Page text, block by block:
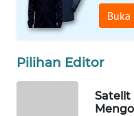
Pilihan Editor
Satelit
WAHANANEWS
WAHANA